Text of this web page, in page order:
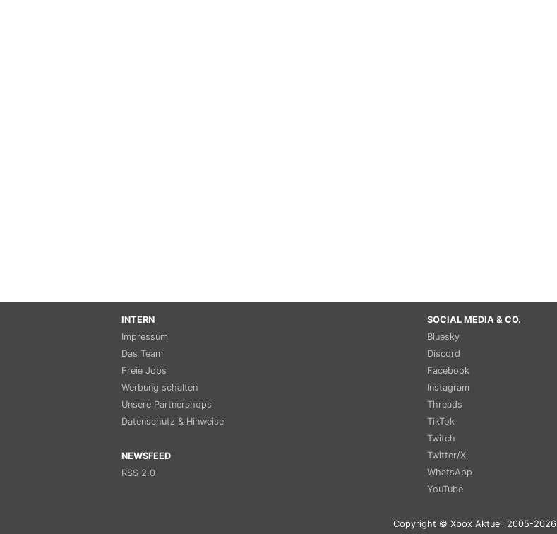
INTERN
Impressum
Das Team
Freie Jobs
Werbung schalten
Unsere Partnershops
Datenschutz & Hinweise
NEWSFEED
RSS 2.0
SOCIAL MEDIA & CO.
Bluesky
Discord
Facebook
Instagram
Threads
TikTok
Twitch
Twitter/X
WhatsApp
YouTube
Copyright © Xbox Aktuell 2005-2026